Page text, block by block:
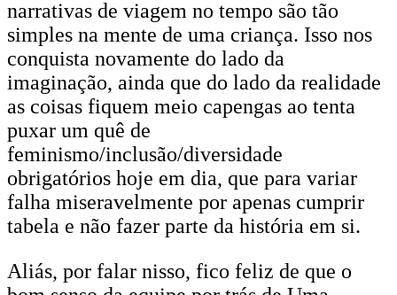
narrativas de viagem no tempo são tão
simples na mente de uma criança. Isso nos
conquista novamente do lado da
imaginação, ainda que do lado da realidade
as coisas fiquem meio capengas ao tenta
puxar um quê de
feminismo/inclusão/diversidade
obrigatórios hoje em dia, que para variar
falha miseravelmente por apenas cumprir
tabela e não fazer parte da história em si.
Aliás, por falar nisso, fico feliz de que o